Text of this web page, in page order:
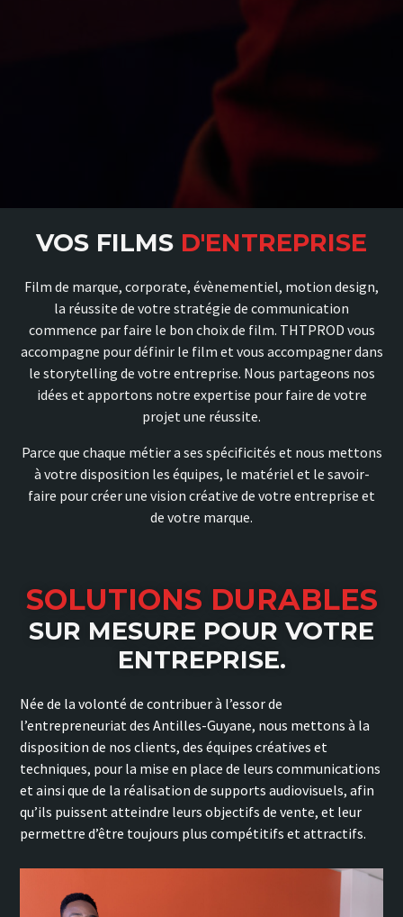
VOS FILMS D'ENTREPRISE
Film de marque, corporate, évènementiel, motion design,
la réussite de votre stratégie de communication
commence par faire le bon choix de film. THTPROD vous
accompagne pour définir le film et vous accompagner dans
le storytelling de votre entreprise. Nous partageons nos
idées et apportons notre expertise pour faire de votre
projet une réussite.
Parce que chaque métier a ses spécificités et nous mettons
à votre disposition les équipes, le matériel et le savoir-
faire pour créer une vision créative de votre entreprise et
de votre marque.
SOLUTIONS DURABLES
SUR MESURE POUR VOTRE
ENTREPRISE.
Née de la volonté de contribuer à l’essor de
l’entrepreneuriat des Antilles-Guyane, nous mettons à la
disposition de nos clients, des équipes créatives et
techniques, pour la mise en place de leurs communications
et ainsi que de la réalisation de supports audiovisuels, afin
qu’ils puissent atteindre leurs objectifs de vente, et leur
permettre d’être toujours plus compétitifs et attractifs.